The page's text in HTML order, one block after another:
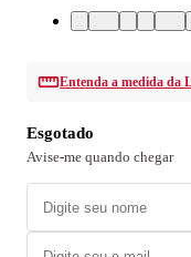
3737/5383939/5
Entenda a medida da
Esgotado
Avise-me quando chegar